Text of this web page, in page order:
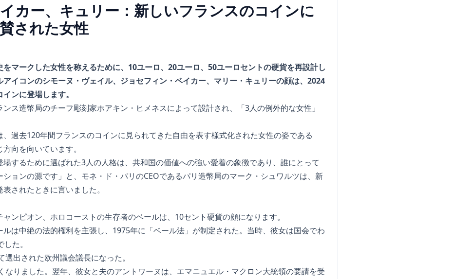
カー、キュリー：新しいフランスのコインに
された女性
をマークした女性を称えるために、10ユーロ、20ユーロ、50ユーロセントの硬貨を再設計し
イコンのシモーヌ・ヴェイル、ジョセフィン・ベイカー、マリー・キュリーの顔は、2024
ンに登場します。
ス造幣局のチーフ彫刻家ホアキン・ヒメネスによって設計され、「3人の例外的な女性」
過去120年間フランスのコインに見られてきた自由を表す様式化された女性の姿である
向を向いています。
場するために選ばれた3人の人格は、共和国の価値への強い愛着の象徴であり、誰にとって
ションの源です」と、モネ・ド・パリのCEOであるパリ造幣局のマーク・シュワルツは、新
されたときに言いました。
ンピオン、ホロコーストの生存者のベールは、10セント硬貨の顔になります。
は中絶の法的権利を主張し、1975年に「ベール法」が制定された。当時、彼女は国会でわ
た。
出された欧州議会議長になった。
なりました。翌年、彼女と夫のアントワーヌは、エマニュエル・マクロン大統領の要請を受